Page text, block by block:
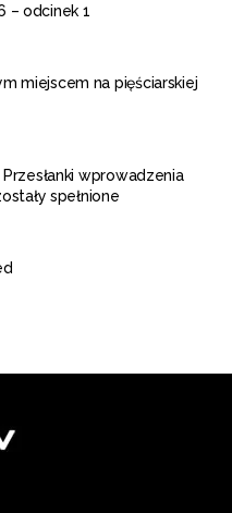
– odcinek 1
miejscem na pięściarskiej
wprowadzenia
spełnione